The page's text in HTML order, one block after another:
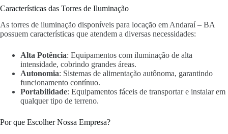
Características das Torres de Iluminação
As torres de iluminação disponíveis para locação em Andaraí – BA
possuem características que atendem a diversas necessidades:
Alta Potência: Equipamentos com iluminação de alta
intensidade, cobrindo grandes áreas.
Autonomia: Sistemas de alimentação autônoma, garantindo
funcionamento contínuo.
Portabilidade: Equipamentos fáceis de transportar e instalar em
qualquer tipo de terreno.
Por que Escolher Nossa Empresa?